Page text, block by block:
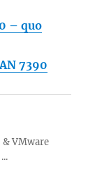
– quo
7390
& VMware